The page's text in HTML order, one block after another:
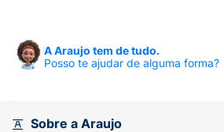
A Araujo tem de tudo.
Posso te ajudar de alguma forma?
Sobre a Araujo